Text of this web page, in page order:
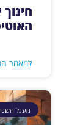
למאמר
מעגל